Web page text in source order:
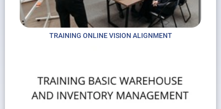
TRAINING ONLINE VISION ALIGNMENT